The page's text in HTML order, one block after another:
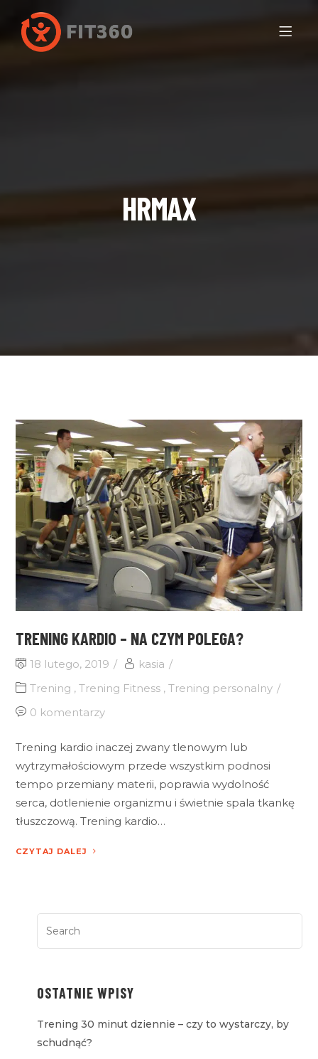
HRMAX
TRENING KARDIO – NA CZYM POLEGA?
18 lutego, 2019
kasia
Trening ,Trening Fitness ,Trening personalny
0 komentarzy
Trening kardio inaczej zwany tlenowym lub
wytrzymałościowym przede wszystkim podnosi
tempo przemiany materii, poprawia wydolność
serca, dotlenienie organizmu i świetnie spala tkankę
tłuszczową. Trening kardio…
CZYTAJ DALEJ
OSTATNIE WPISY
Trening 30 minut dziennie – czy to wystarczy, by
schudnąć?